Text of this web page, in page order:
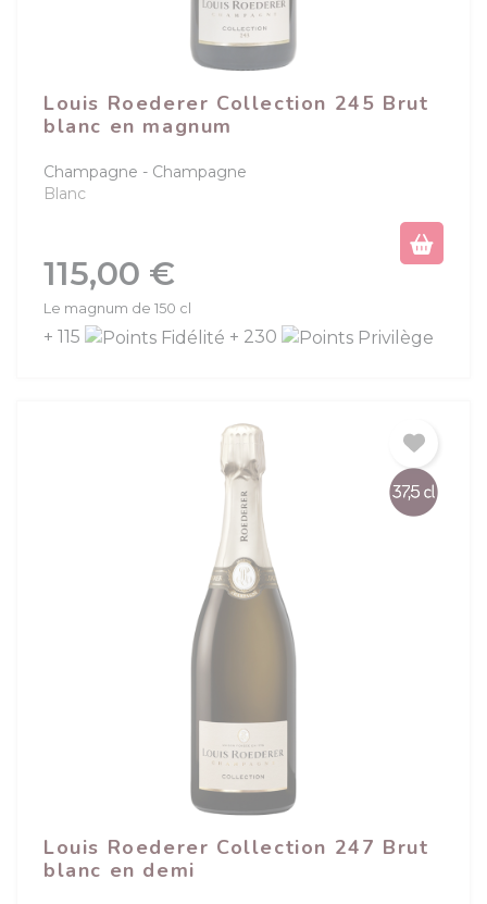
Louis Roederer Collection 245 Brut
blanc en magnum
Champagne
Champagne
Blanc
Prix
115,00 €
Le magnum de 150 cl
+ 115 + 230
Louis Roederer Collection 247 Brut
blanc en demi